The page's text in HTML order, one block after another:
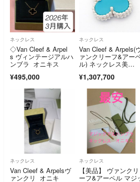
ネックレス
◇Van Cleef & Arpel
s ヴィンテージアルハ
ンブラ オニキス
¥495,000
ネックレス
Van Cleef & Arpels(
ァンクリーフ&アー
ル) ネックレス美
ハンブラ K18WG×ラ
イトブルー
¥1,307,700
ネックレス
Van Cleef & Arpelsヴ
ァンクリ オニキ
ネックレス
【美品】 ヴァンクリ
ーフ&アーペル マジ